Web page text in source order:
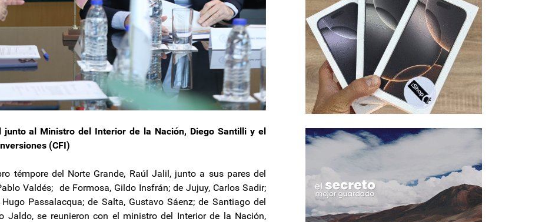
junto al Ministro del Interior de la Nación, Diego Santilli y el
(CFI)
témpore del Norte Grande, Raúl Jalil, junto a sus pares del
Valdés; de Formosa, Gildo Insfrán; de Jujuy, Carlos Sadir;
Passalacqua; de Salta, Gustavo Sáenz; de Santiago del
Jaldo, se reunieron con el ministro del Interior de la Nación,